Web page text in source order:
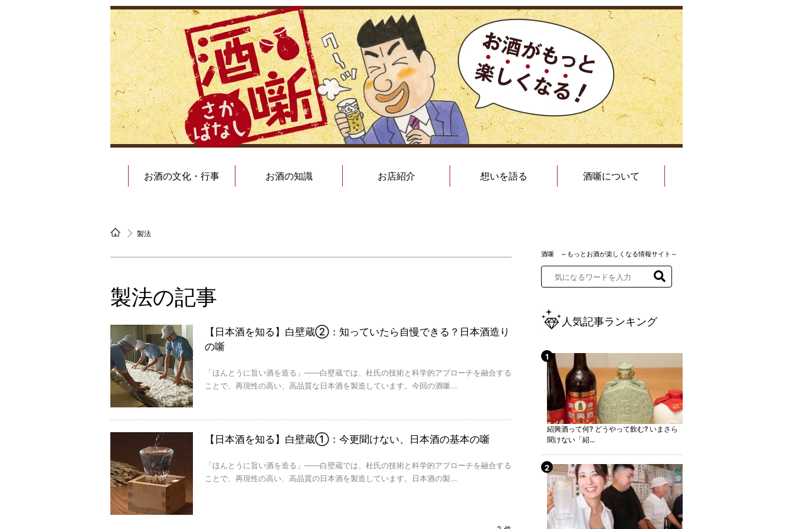
お酒の文化・行事 お酒の知識 お店紹介 想いを語る 酒噺について
製法
製法の記事
【日本酒を知る】白壁蔵②：知っていたら自慢できる？日本酒造り
の噺
「ほんとうに旨い酒を造る」――白壁蔵では、杜氏の技術と科学的アプローチを融合する
ことで、再現性の高い、高品質な日本酒を製造しています。今回の酒噺...
【日本酒を知る】白壁蔵①：今更聞けない、日本酒の基本の噺
「ほんとうに旨い酒を造る」――白壁蔵では、杜氏の技術と科学的アプローチを融合する
ことで、再現性の高い、高品質の日本酒を製造しています。日本酒の製...
酒噺 ～もっとお酒が楽しくなる情報サイト～
人気記事ランキング
紹興酒って何? どうやって飲む? いまさら
聞けない「紹...